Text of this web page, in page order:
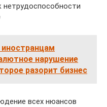
нетрудоспособности
нарушение
разорит бизнес
всех нюансов